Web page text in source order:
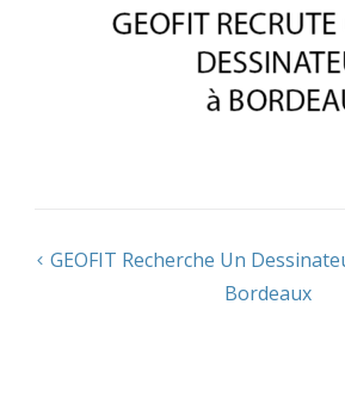
Navigation
GEOFIT Recherche Un
Bordeaux